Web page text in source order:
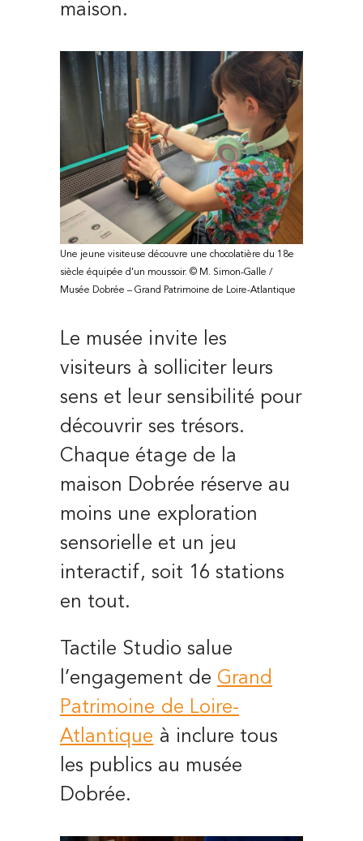
maison.
Une jeune visiteuse découvre une chocolatière du 18e
siècle équipée d'un moussoir. © M. Simon-Galle /
Musée Dobrée – Grand Patrimoine de Loire-Atlantique
Le musée invite les
visiteurs à solliciter leurs
sens et leur sensibilité pour
découvrir ses trésors.
Chaque étage de la
maison Dobrée réserve au
moins une exploration
sensorielle et un jeu
interactif, soit 16 stations
en tout.
Tactile Studio salue
l’engagement de Grand
Patrimoine de Loire-
Atlantique à inclure tous
les publics au musée
Dobrée.